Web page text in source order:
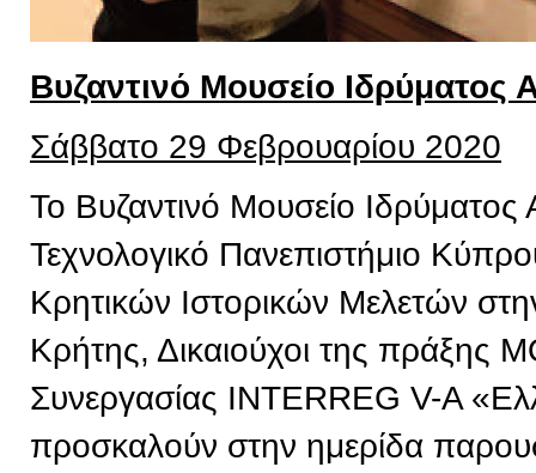
Βυζαντινό Μουσείο Ιδρύματος
Σάββατο 29 Φεβρουαρίου 2020
Το Βυζαντινό Μουσείο
Τεχνολογικό Πανεπιστήμιο
Κρητικών Ιστορικών Μελετών
Κρήτης, Δικαιούχοι της πράξης
Συνεργασίας INTERREG V-A
προσκαλούν στην ημερίδα